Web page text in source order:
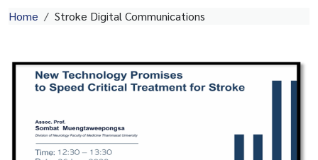
Home Stroke Digital Communications